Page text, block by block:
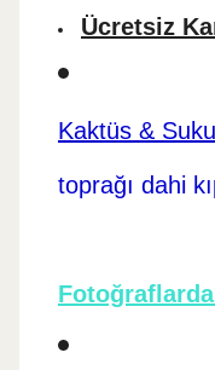
Ücretsiz
Kaktüs &
toprağı dahi